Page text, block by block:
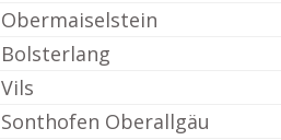
Obermaiselstein
Bolsterlang
Vils
Sonthofen Oberallgäu